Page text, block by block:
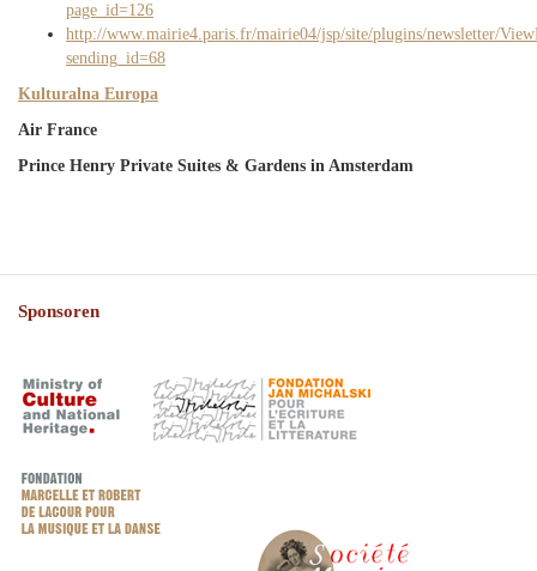
page_id=126
http://www.mairie4.paris.fr/mairie04/jsp/site/plugins/newsletter/
sending_id=68
Kulturalna Europa
Air France
Prince Henry Private Suites & Gardens in Amsterdam
Sponsoren